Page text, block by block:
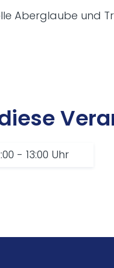
Aberglaube und
- 13:00 Uhr